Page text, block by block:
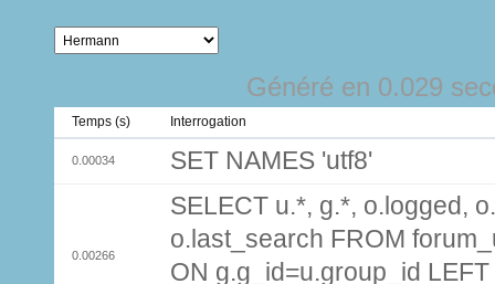
Généré en 0.029
Temps (s) Interrogation
0.00034 SET NAMES 'utf8'
0.00266
SELECT u.*, g.*, o.logged,
o.last_search FROM
ON g.g_id=u.group_id